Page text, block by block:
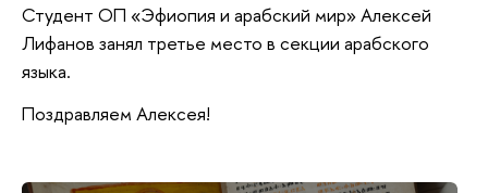
Студент ОП «Эфиопия и арабский мир» Алексей
Лифанов занял третье место в секции арабского
языка.
Поздравляем Алексея!